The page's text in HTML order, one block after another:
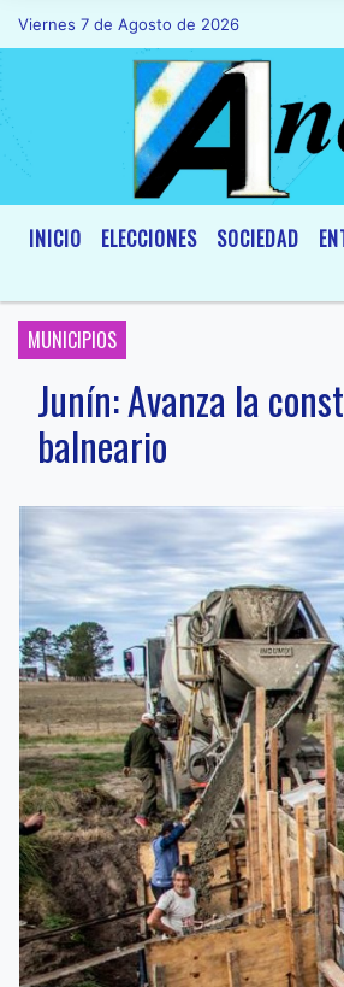
Viernes 7 de Agosto de 2026Hoy es Viernes
INICIO ELECCIONES SOCIEDAD
MUNICIPIOS
Junín: Avanza la
balneario